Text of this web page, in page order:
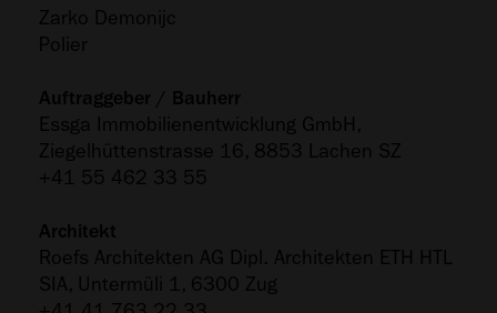
Zarko Demonijc
Polier
Auftraggeber / Bauherr
Essga Immobilienentwicklung GmbH,
Ziegelhüttenstrasse 16, 8853 Lachen SZ
+41 55 462 33 55
Architekt
Roefs Architekten AG Dipl. Architekten ETH HTL
SIA, Untermüli 1, 6300 Zug